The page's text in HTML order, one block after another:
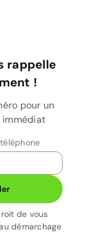
rappelle
!
pour un
de vous
démarchage